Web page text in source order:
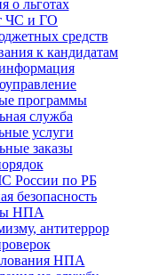
о льготах
ЧС и ГО
средств
к кандидатам
программы
служба
услуги
заказы
России по РБ
безопасность
НПА
антитеррор
НПА